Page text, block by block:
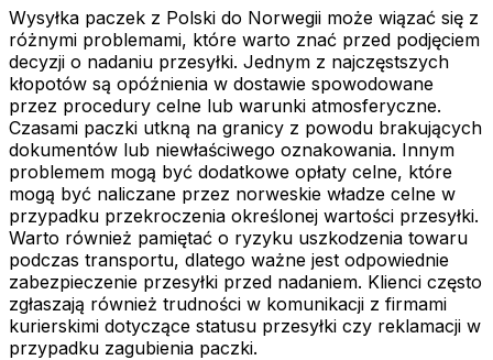
Wysyłka paczek z Polski do Norwegii może wiązać się z
różnymi problemami, które warto znać przed podjęciem
decyzji o nadaniu przesyłki. Jednym z najczęstszych
kłopotów są opóźnienia w dostawie spowodowane
przez procedury celne lub warunki atmosferyczne.
Czasami paczki utkną na granicy z powodu brakujących
dokumentów lub niewłaściwego oznakowania. Innym
problemem mogą być dodatkowe opłaty celne, które
mogą być naliczane przez norweskie władze celne w
przypadku przekroczenia określonej wartości przesyłki.
Warto również pamiętać o ryzyku uszkodzenia towaru
podczas transportu, dlatego ważne jest odpowiednie
zabezpieczenie przesyłki przed nadaniem. Klienci często
zgłaszają również trudności w komunikacji z firmami
kurierskimi dotyczące statusu przesyłki czy reklamacji w
przypadku zagubienia paczki.